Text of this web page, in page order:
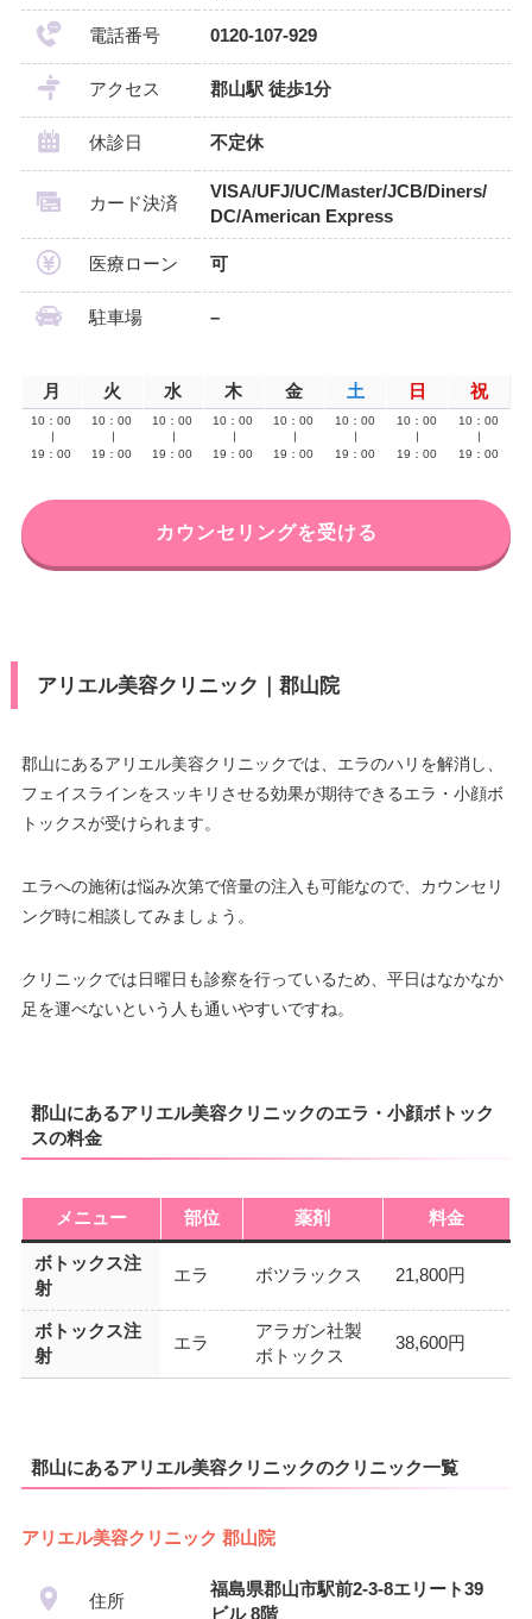
電話番号 0120-107-929
アクセス 郡山駅 徒歩1分
休診日 不定休
カード決済
VISA/UFJ/UC/Master/JCB/Diners/
DC/American Express
医療ローン 可
駐車場 –
月 火 水 木 金 土 日 祝
10：00
19：00
10：00
19：00
10：00
19：00
10：00
19：00
10：00
19：00
10：00
19：00
10：00
19：00
10：00
19：00
カウンセリングを受ける
アリエル美容クリニック｜郡山院
郡山にあるアリエル美容クリニックでは、エラのハリを解消し、
フェイスラインをスッキリさせる効果が期待できるエラ・小顔ボ
トックスが受けられます。
エラへの施術は悩み次第で倍量の注入も可能なので、カウンセリ
ング時に相談してみましょう。
クリニックでは日曜日も診察を行っているため、平日はなかなか
足を運べないという人も通いやすいですね。
郡山にあるアリエル美容クリニックのエラ・小顔ボトック
スの料金
メニュー 部位 薬剤 料金
ボトックス注
射
エラ ボツラックス 21,800円
ボトックス注
射
エラ
アラガン社製
ボトックス
38,600円
郡山にあるアリエル美容クリニックのクリニック一覧
アリエル美容クリニック 郡山院
住所
福島県郡山市駅前2-3-8エリート39
ビル 8階